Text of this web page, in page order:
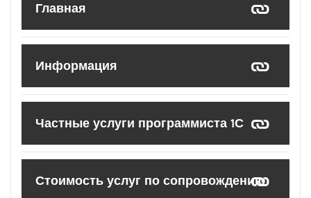
Главная
Информация
Частные услуги программиста 1С
Стоимость услуг по сопровождению